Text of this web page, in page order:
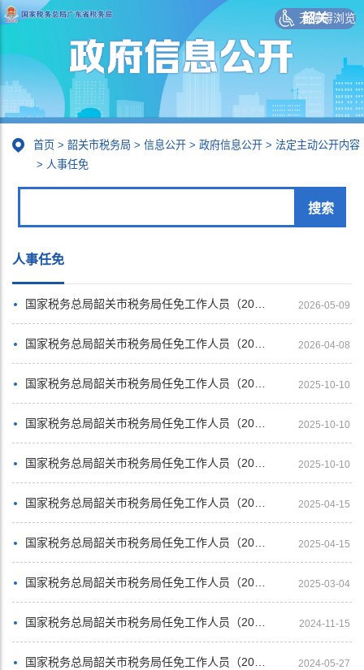
韶关
无障碍浏览
首页 > 韶关市税务局 > 信息公开 > 政府信息公开 > 法定主动公开内容
> 人事任免
人事任免
国家税务总局韶关市税务局任免工作人员（2026年4月） 2026-05-09
国家税务总局韶关市税务局任免工作人员（2026年3月） 2026-04-08
国家税务总局韶关市税务局任免工作人员（2025年9月） 2025-10-10
国家税务总局韶关市税务局任免工作人员（2025年8月） 2025-10-10
国家税务总局韶关市税务局任免工作人员（2025年7月） 2025-10-10
国家税务总局韶关市税务局任免工作人员（2025年3月） 2025-04-15
国家税务总局韶关市税务局任免工作人员（2025年2月） 2025-04-15
国家税务总局韶关市税务局任免工作人员（2025年1月） 2025-03-04
国家税务总局韶关市税务局任免工作人员（2024年10月） 2024-11-15
国家税务总局韶关市税务局任免工作人员（2024年3月） 2024-05-27